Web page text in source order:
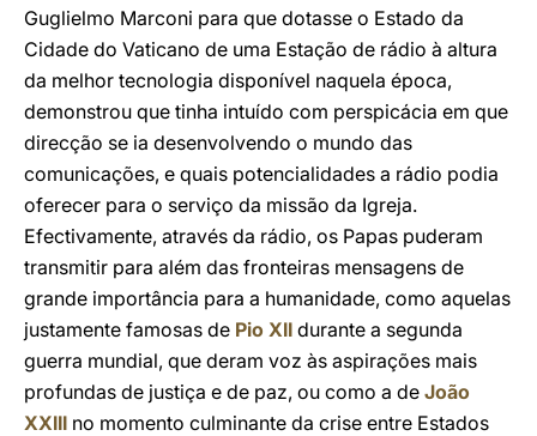
Guglielmo Marconi para que dotasse o Estado da
Cidade do Vaticano de uma Estação de rádio à altura
da melhor tecnologia disponível naquela época,
demonstrou que tinha intuído com perspicácia em que
direcção se ia desenvolvendo o mundo das
comunicações, e quais potencialidades a rádio podia
oferecer para o serviço da missão da Igreja.
Efectivamente, através da rádio, os Papas puderam
transmitir para além das fronteiras mensagens de
grande importância para a humanidade, como aquelas
justamente famosas de Pio XII durante a segunda
guerra mundial, que deram voz às aspirações mais
profundas de justiça e de paz, ou como a de João
XXIII no momento culminante da crise entre Estados